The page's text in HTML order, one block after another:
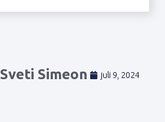
Sveti Simeon juli 9, 2024